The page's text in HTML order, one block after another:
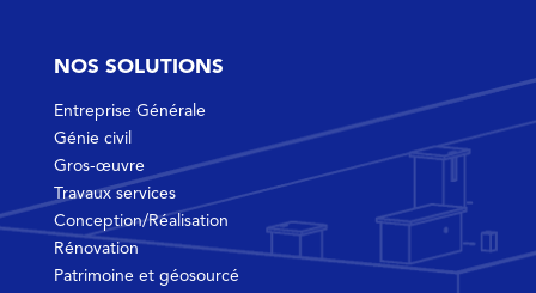
NOS SOLUTIONS
Entreprise Générale
Génie civil
Gros-œuvre
Travaux services
Conception/Réalisation
Rénovation
Patrimoine et géosourcé